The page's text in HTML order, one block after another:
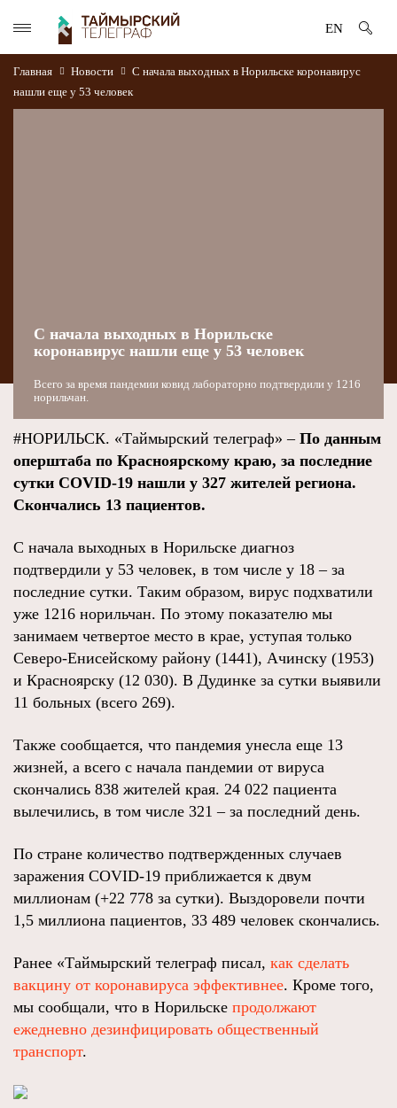
EN
Главная Новости
С начала выходных в Норильске коронавирус
нашли еще у 53 человек
С начала выходных в Норильске
коронавирус нашли еще у 53 человек
Всего за время пандемии ковид лабораторно подтвердили у 1216
норильчан.
#НОРИЛЬСК. «Таймырский телеграф» – По данным
оперштаба по Красноярскому краю, за последние
сутки COVID-19 нашли у 327 жителей региона.
Скончались 13 пациентов.
С начала выходных в Норильске диагноз
подтвердили у 53 человек, в том числе у 18 – за
последние сутки. Таким образом, вирус подхватили
уже 1216 норильчан. По этому показателю мы
занимаем четвертое место в крае, уступая только
Северо-Енисейскому району (1441), Ачинску (1953)
и Красноярску (12 030). В Дудинке за сутки выявили
11 больных (всего 269).
Также сообщается, что пандемия унесла еще 13
жизней, а всего с начала пандемии от вируса
скончались 838 жителей края. 24 022 пациента
вылечились, в том числе 321 – за последний день.
По стране количество подтвержденных случаев
заражения COVID-19 приближается к двум
миллионам (+22 778 за сутки). Выздоровели почти
1,5 миллиона пациентов, 33 489 человек скончались.
Ранее «Таймырский телеграф писал, как сделать
вакцину от коронавируса эффективнее. Кроме того,
мы сообщали, что в Норильске продолжают
ежедневно дезинфицировать общественный
транспорт.